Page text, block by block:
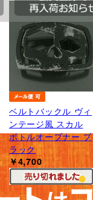
ベルトバックル ヴィ
ンテージ風 スカル
ボトルオープナー ブ
ラック
￥4,700